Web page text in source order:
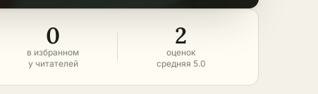
0
в избранном
у читателей
2
оценок
средняя 5.0